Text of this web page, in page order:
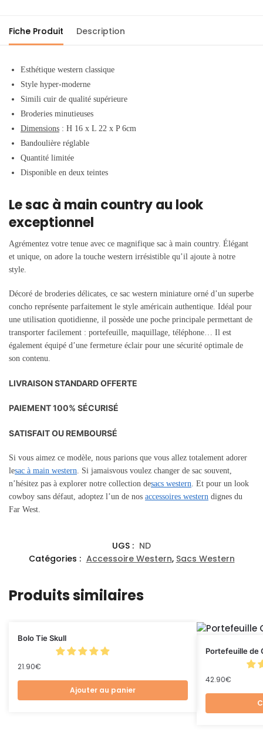
Fiche Produit Description
Esthétique western classique
Style hyper-moderne
Simili cuir de qualité supérieure
Broderies minutieuses
Dimensions : H 16 x L 22 x P 6cm
Bandoulière réglable
Quantité limitée
Disponible en deux teintes
Le sac à main country au look
exceptionnel
Agrémentez votre tenue avec ce magnifique sac à main country. Élégant
et unique, on adore la touche western irrésistible qu’il ajoute à notre
style.
Décoré de broderies délicates, ce sac western miniature orné d’un superbe
concho représente parfaitement le style américain authentique. Idéal pour
une utilisation quotidienne, il possède une poche principale permettant de
transporter facilement : portefeuille, maquillage, téléphone… Il est
également équipé d’une fermeture éclair pour une sécurité optimale de
son contenu.
LIVRAISON STANDARD OFFERTE
PAIEMENT 100% SÉCURISÉ
SATISFAIT OU REMBOURSÉ
Si vous aimez ce modèle, nous parions que vous allez totalement adorer
lesac à main western Si jamaisvous voulez changer de sac souvent,
n’hésitez pas à explorer notre collection desacs western . Et pour un look
cowboy sans défaut, adoptez l’un de nos accessoires western dignes du
Far West.
UGS : ND
Catégories : Accessoire Western, Sacs Western
Produits similaires
Bolo Tie Skull
21.90€
Ajouter au panier
Portefeuille de
42.90€